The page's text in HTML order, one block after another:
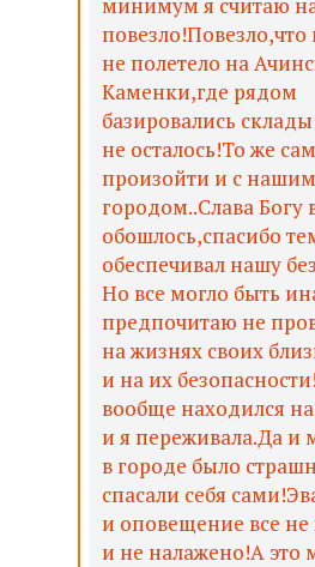
повезло!Повезло,что
не полетело на
Каменки,где рядом
базировались
не осталось!То же
произойти и с нашим
городом..Слава Богу
обошлось,спасибо
обеспечивал нашу
Но все могло быть
предпочитаю не
на жизнях своих
и на их
вообще находился
и я переживала.Да и
в городе было
спасали себя
и оповещение все не
и не налажено!А это